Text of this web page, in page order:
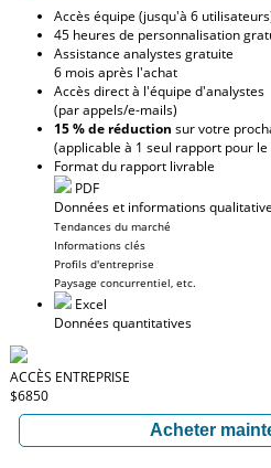
Accès équipe (jusqu'à 6
45 heures de personnalisation
Assistance analystes gratuite
6 mois après l'achat
Accès direct à l'équipe d'analystes
(par appels/e-mails)
15 % de réduction sur votre
(applicable à 1 seul rapport pour
Format du rapport livrable
PDF
Données et informations
Tendances du marché
Informations clés
Profils d'entreprise
Paysage concurrentiel, etc.
Excel
Données quantitatives
ACCÈS ENTREPRISE
$6850
Acheter